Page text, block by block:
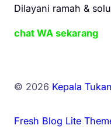
Dilayani ramah &
chat WA sekarang
© 2026 Kepala
Fresh Blog Lite